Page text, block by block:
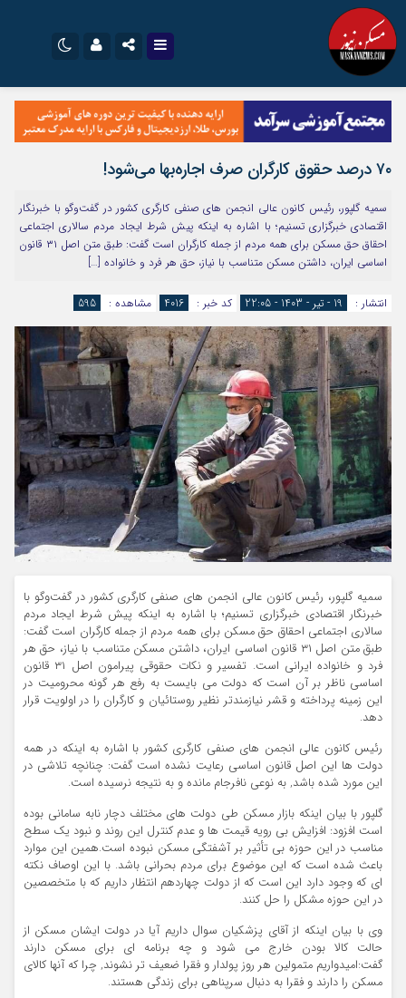
اینستاگرام
تلگرام
سروش
ایتا
آپارات
اپلیکیشن
نام کاربری یا نشانی ایمیل
رمز عبور
مرا به خاطر بسپار
۷۰ درصد حقوق کارگران صرف اجاره‌بها می‌شود!
سمیه گلپور، رئیس کانون عالی انجمن های صنفی کارگری کشور در گفت‌وگو با خبرنگار
اقتصادی خبرگزاری تسنیم؛ با اشاره به اینکه پیش شرط ایجاد مردم سالاری اجتماعی
احقاق حق مسکن برای همه مردم از جمله کارگران است گفت: طبق متن اصل ۳۱ قانون
اساسی ایران، داشتن مسکن متناسب با نیاز، حق هر فرد و خانواده […]
انتشار : 19 - تیر - 1403 - 22:05 کد خبر : 4016 مشاهده : 595
سمیه گلپور، رئیس کانون عالی انجمن های صنفی کارگری کشور در گفت‌وگو با
خبرنگار اقتصادی خبرگزاری تسنیم؛ با اشاره به اینکه پیش شرط ایجاد مردم
سالاری اجتماعی احقاق حق مسکن برای همه مردم از جمله کارگران است گفت:
طبق متن اصل ۳۱ قانون اساسی ایران، داشتن مسکن متناسب با نیاز، حق هر
فرد و خانواده ایرانی است‌. تفسیر و نکات حقوقی پیرامون اصل ۳۱ قانون
اساسی ناظر بر آن است که دولت می بایست به رفع هر گونه محرومیت در
این زمینه پرداخته و قشر نیازمندتر نظیر روستائیان و کارگران را در اولویت قرار
دهد.
رئیس کانون عالی انجمن های صنفی کارگری کشور با اشاره به اینکه در همه
دولت ها این اصل قانون اساسی رعایت نشده است گفت: چنانچه تلاشی در
این مورد شده باشد, به نوعی نافرجام مانده و به نتیجه نرسیده است.
گلپور با بیان اینکه بازار مسکن طی دولت های مختلف دچار نابه سامانی بوده
است افزود: افزایش بی رویه قیمت ها و عدم کنترل این روند و نبود یک سطح
مناسب در این حوزه بی تأثیر بر آشفتگی مسکن نبوده است.همین این موارد
باعث شده است که این موضوع برای مردم بحرانی باشد. با این اوصاف نکته
ای که وجود دارد این است که از دولت چهاردهم انتظار داریم که با متخصصین
در این حوزه مشکل را حل کنند.
وی با بیان اینکه از آقای پزشکیان سوال داریم آیا در دولت ایشان مسکن از
حالت کالا بودن خارج می شود و چه برنامه ای برای مسکن دارند
گفت:امیدواریم متمولین هر روز پولدار و فقرا ضعیف تر نشوند, چرا که آنها کالای
مسکن را دارند و فقرا به دنبال سرپناهی برای زندگی هستند.